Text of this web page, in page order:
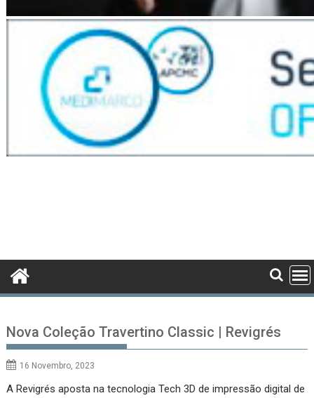
Nova Coleção Travertino Classic | Revigrés
16 Novembro, 2023
A Revigrés aposta na tecnologia Tech 3D de impressão digital de